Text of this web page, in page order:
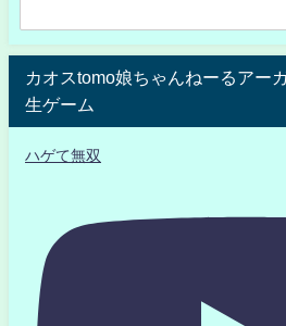
カオスtomo娘ちゃんねーるアー
生ゲーム
ハゲて無双